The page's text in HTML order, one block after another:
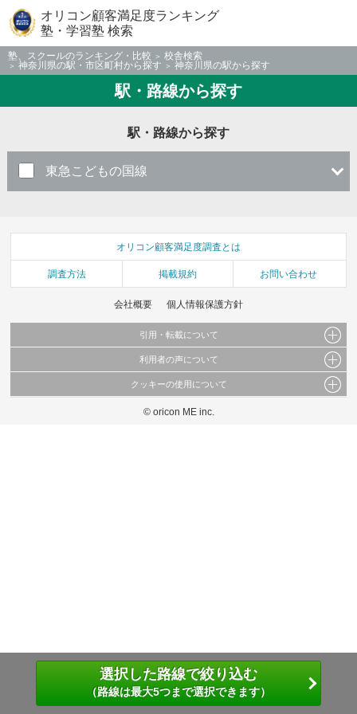
オリコン顧客満足度ランキング
塾・学習塾 検索
塾、スクールのランキング・比較
校舎検索
神奈川県の駅・市区町村から探す
神奈川県の駅から探す
駅・路線から探す
駅・路線から探す
東急こどもの国線
選択した路線で絞り込む
（路線は最大5つまで選択できます）
オリコン顧客満足度調査とは
調査方法 掲載規約 お問い合わせ
会社概要 個人情報保護方針
引用・転載について
当サイトで公開されている情報（文字、写真、イラスト、画像データ等）及びこれらの配
これらの情報を権利者の許可なく無断転載・複製などの二次利用を行うことは固く禁じて
利用者の声について
当サイトに掲載している内容はすべてサービスの利用者が提出された見解・感想です。
弊社の見解・ 意見ではないことをご理解いただいた上でご覧ください。
クッキーの使用について
このサイトでは Cookie を使用して、ユーザーに合わせたコンテンツや広告の表示、ソー
© oricon ME inc.